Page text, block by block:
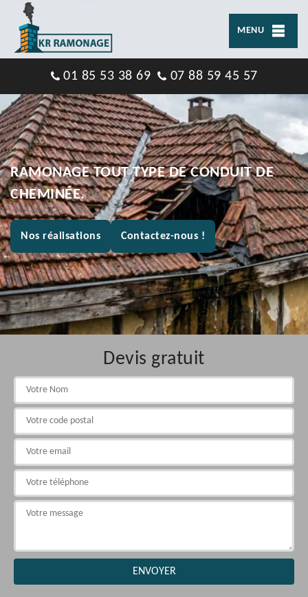
MENU
01 85 53 38 69 07 88 59 45 57
RAMONAGE TOUT TYPE DE CONDUIT DE
CHEMINÉE.
Nos réalisations Contactez-nous !
Devis gratuit